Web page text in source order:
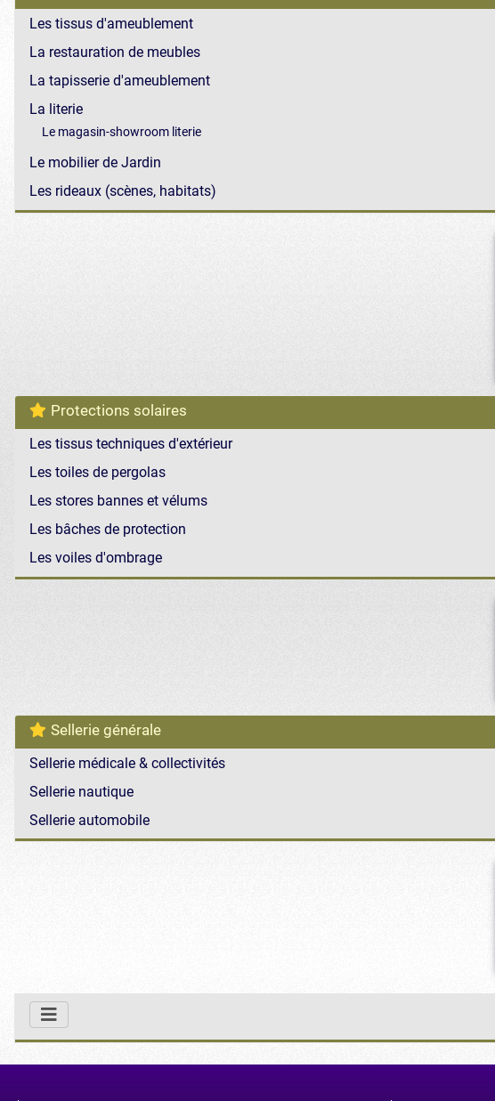
Les tissus d'ameublement
La restauration de meubles
La tapisserie d'ameublement
La literie
Le magasin-showroom literie
Le mobilier de Jardin
Les rideaux (scènes, habitats)
Protections solaires
Les tissus techniques d'extérieur
Les toiles de pergolas
Les stores bannes et vélums
Les bâches de protection
Les voiles d'ombrage
Sellerie générale
Sellerie médicale & collectivités
Sellerie nautique
Sellerie automobile